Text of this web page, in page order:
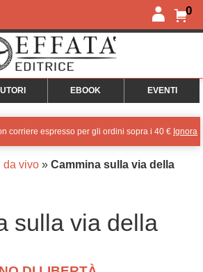
0
EBOOK EVENTI
corriere espresso per gli ordini sopra i 40 € Ignora
da vivo» Cammina sulla via della
sulla via della